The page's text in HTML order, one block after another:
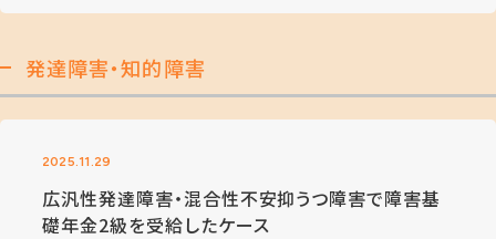
発達障害・知的障害
2025.11.29
広汎性発達障害・混合性不安抑うつ障害で障害基
礎年金2級を受給したケース